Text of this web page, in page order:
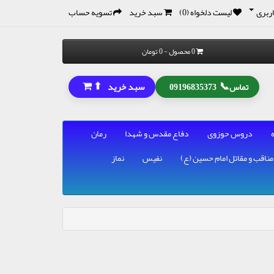
لیست دلخواه (0) سبد خرید تسویه حساب
0 محصول - 0 تومان
تماس📞
09196835373 سبد خرید ⬆
دروس حوزوی دفاع مقدس و شهدا
رمان
مناقب و مقاتل امام حسین (ع) نفیس
نماز